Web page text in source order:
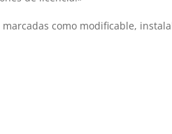
como modificable,